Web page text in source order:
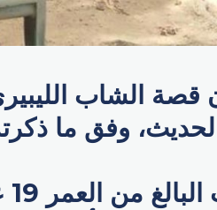
قصة الشاب
وفق ما